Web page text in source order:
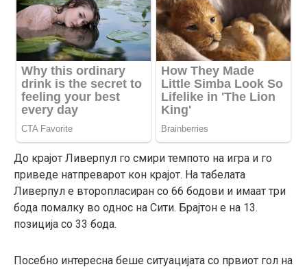
До крајот Ливерпул го смири темпото на игра и го
приведе натпреварот кон крајот. На табелата
Ливерпул е второпласиран со 66 бодови и имаат три
бода помалку во однос на Сити. Брајтон е на 13.
позиција со 33 бода.
Посебно интересна беше ситуацијата со првиот гол на